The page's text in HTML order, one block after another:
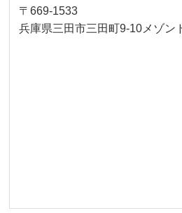
〒669-1533
兵庫県三田市三田町9-10メゾン